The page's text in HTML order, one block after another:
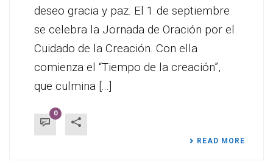
deseo gracia y paz. El 1 de septiembre
se celebra la Jornada de Oración por el
Cuidado de la Creación. Con ella
comienza el “Tiempo de la creación”,
que culmina [...]
0
READ MORE